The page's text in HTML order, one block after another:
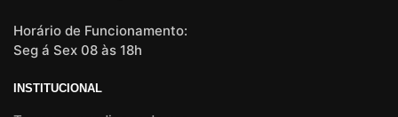
Horário de Funcionamento:
Seg á Sex 08 às 18h
INSTITUCIONAL